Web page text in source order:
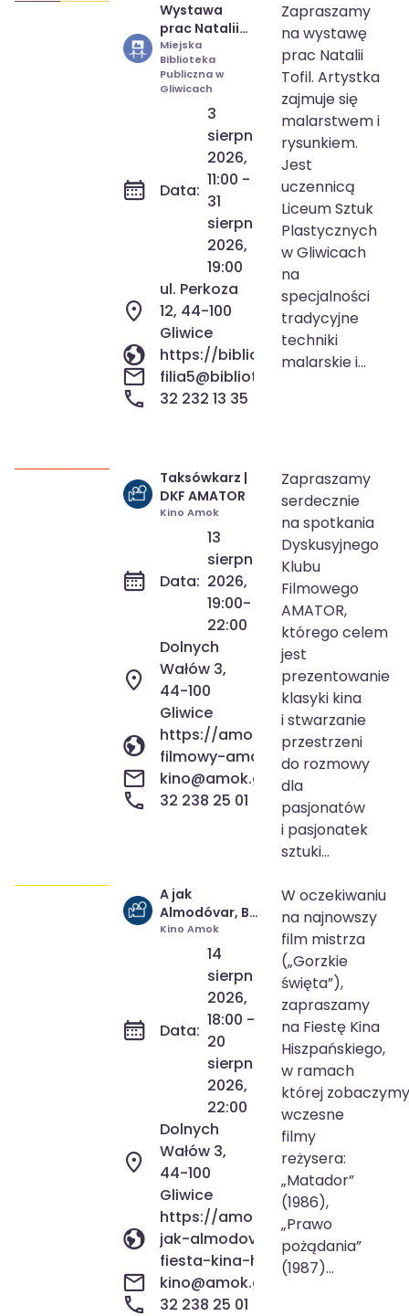
19:00
Wystawa
prac Natalii
Tofil
Miejska
Biblioteka
Publiczna w
Gliwicach
Data:
3
sierpnia
2026,
11:00 -
31
sierpnia
2026,
19:00
ul. Perkoza
12, 44-100
Gliwice
https://biblioteka.gliwice.pl/
filia5@biblioteka.gliwice.pl
32 232 13 35
Zapraszamy
na wystawę
prac Natalii
Tofil. Artystka
zajmuje się
malarstwem i
rysunkiem.
Jest
uczennicą
Liceum Sztuk
Plastycznych
w Gliwicach
na
specjalności
tradycyjne
techniki
malarskie i...
19:00-22:00
Taksówkarz |
DKF AMATOR
Kino Amok
Data:
13
sierpnia
2026,
19:00-
22:00
Dolnych
Wałów 3,
44-100
Gliwice
https://amok.gliwice.pl/
filmowy-amator/
kino@amok.gliwice.pl
32 238 25 01
Zapraszamy
serdecznie
na spotkania
Dyskusyjnego
Klubu
Filmowego
AMATOR,
którego celem
jest
prezentowanie
klasyki kina
i stwarzanie
przestrzeni
do rozmowy
dla
pasjonatów
i pasjonatek
sztuki...
18:00
22:00
A jak
Almodóvar, B
jak Banderas |
Fiesta Kina
Hiszpańskiego
Kino Amok
Data:
14
sierpnia
2026,
18:00 -
20
sierpnia
2026,
22:00
Dolnych
Wałów 3,
44-100
Gliwice
https://amok.gliwice.pl/
jak-almodovar-b-jak-banderas-
fiesta-kina-hiszpanskiego/
kino@amok.gliwice.pl
32 238 25 01
W oczekiwaniu
na najnowszy
film mistrza
(„Gorzkie
święta”),
zapraszamy
na Fiestę Kina
Hiszpańskiego,
w ramach
której
wczesne
filmy
reżysera:
„Matador”
(1986),
„Prawo
pożądania”
(1987)...